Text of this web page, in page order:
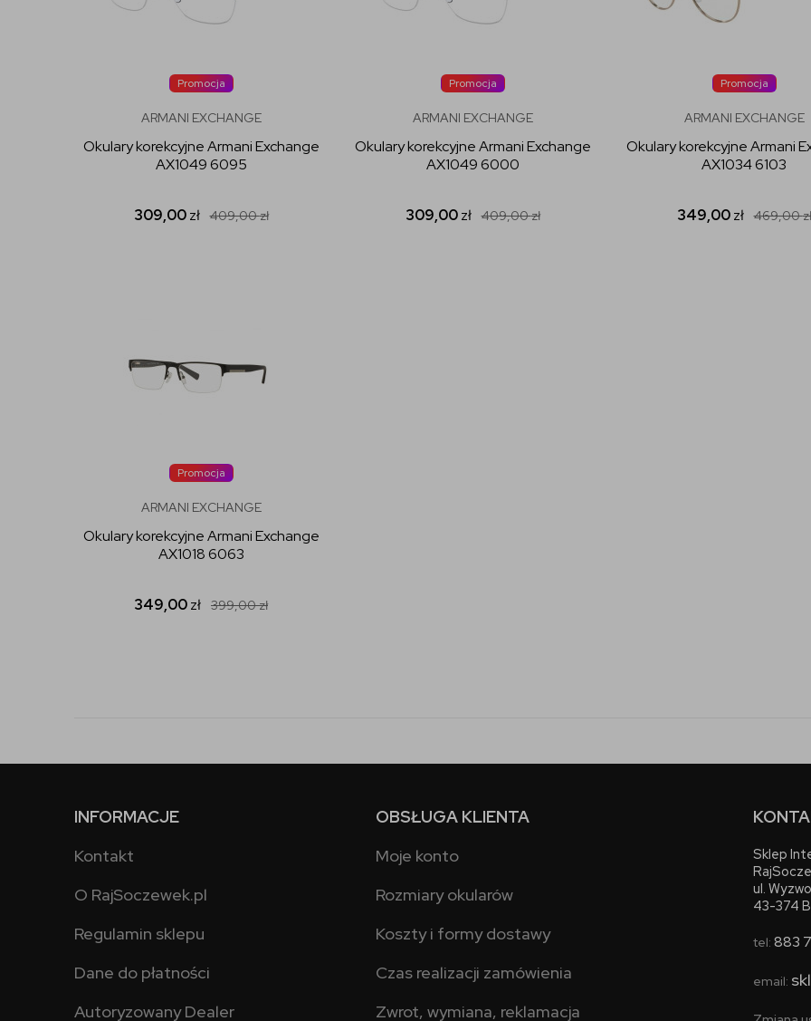
Promocja
ARMANI EXCHANGE
Okulary korekcyjne Armani Exchange
AX1049 6095
309,00zł 409,00zł
Promocja
ARMANI EXCHANGE
Okulary korekcyjne Armani Exchange
AX1049 6000
309,00zł 409,00zł
Promocja
ARMANI EXCHANGE
Okulary korekcyjne Armani
AX1034 6103
349,00zł 469,00zł
Promocja
ARMANI EXCHANGE
Okulary korekcyjne Armani Exchange
AX1018 6063
349,00zł 399,00zł
INFORMACJE
Kontakt
O RajSoczewek.pl
Regulamin sklepu
Dane do płatności
Autoryzowany Dealer
OBSŁUGA KLIENTA
Moje konto
Rozmiary okularów
Koszty i formy dostawy
Czas realizacji zamówienia
Zwrot, wymiana, reklamacja
Sklep
ul.
43-374
tel: 883
email: